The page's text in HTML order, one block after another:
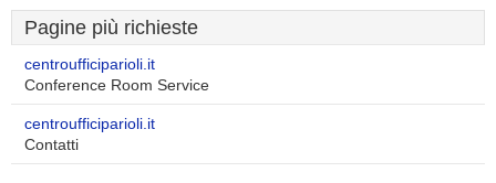
Pagine più richieste
centroufficiparioli.it
Conference Room Service
centroufficiparioli.it
Contatti